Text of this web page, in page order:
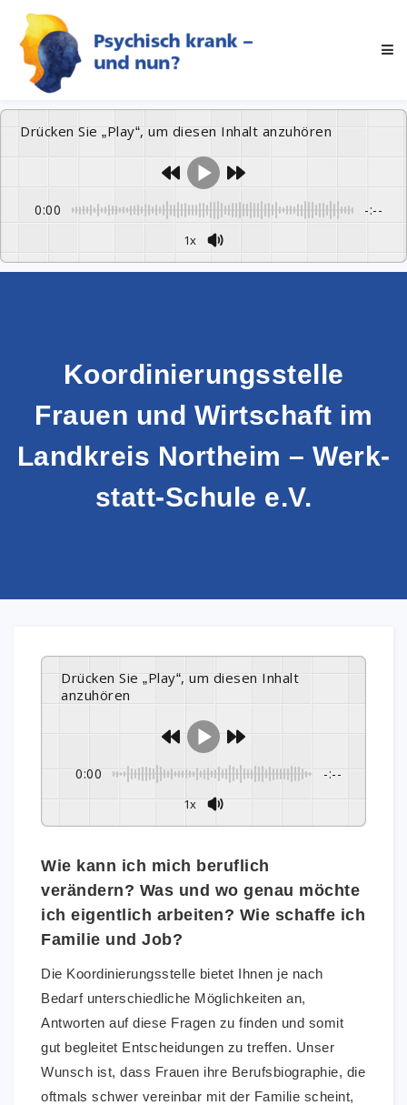
Drücken Sie „Play“, um diesen Inhalt anzuhören
0:00 -:--
1x
Koordinierungsstelle
Frauen und Wirtschaft im
Landkreis Northeim – Werk-
statt-Schule e.V.
Drücken Sie „Play“, um diesen Inhalt
anzuhören
0:00 -:--
1x
Wie kann ich mich beruflich
verändern? Was und wo genau möchte
ich eigentlich arbeiten? Wie schaffe ich
Familie und Job?
Die Koordinierungsstelle bietet Ihnen je nach
Bedarf unterschiedliche Möglichkeiten an,
Antworten auf diese Fragen zu finden und somit
gut begleitet Entscheidungen zu treffen. Unser
Wunsch ist, dass Frauen ihre Berufsbiographie, die
oftmals schwer vereinbar mit der Familie scheint,